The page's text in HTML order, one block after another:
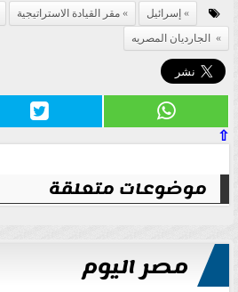
إسرائيل مقر القيادة الاستراتيجية
‏ الجارديان المصريه
⇧
موضوعات متعلقة
مصر اليوم